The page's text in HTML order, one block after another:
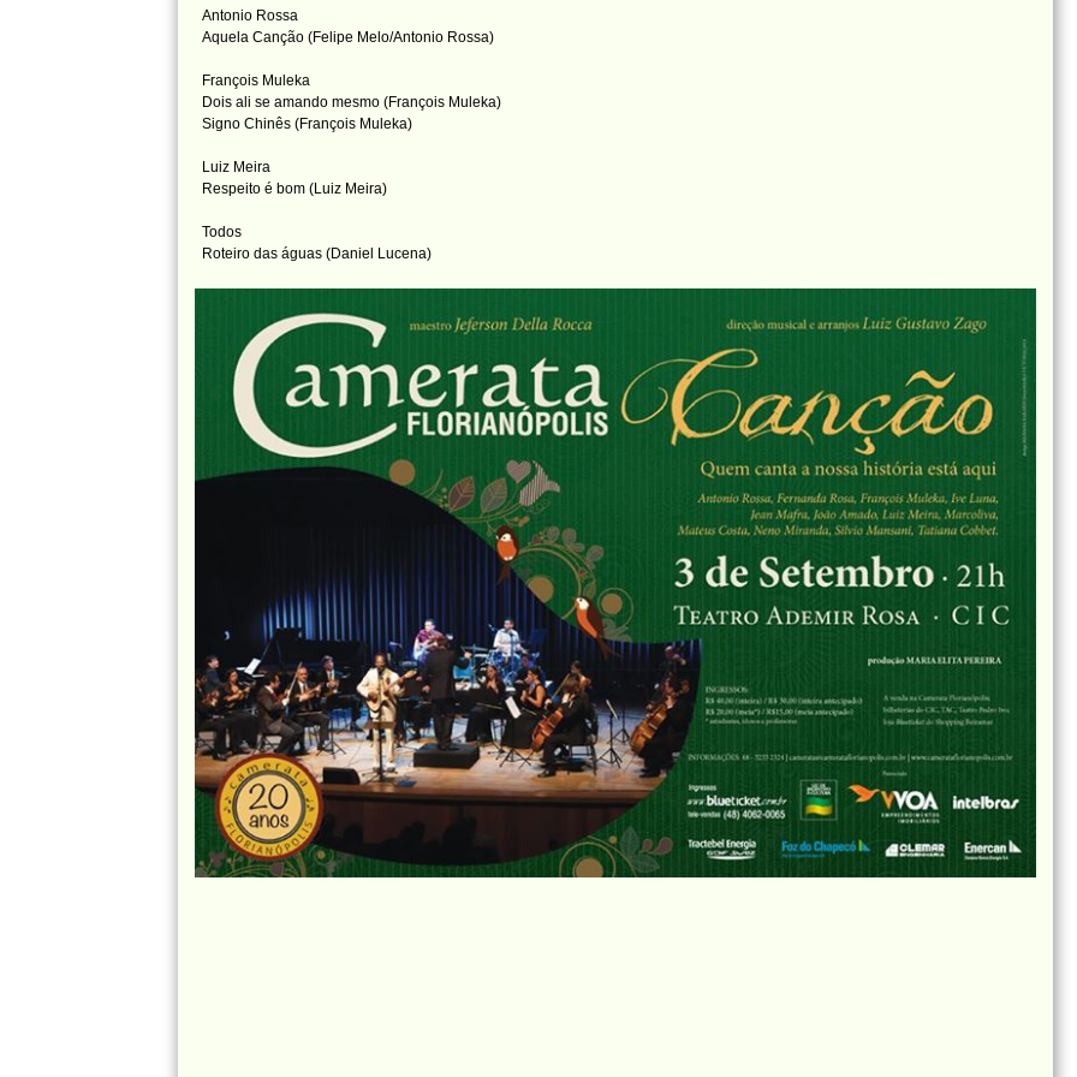
Antonio Rossa
Aquela Canção (Felipe Melo/Antonio Rossa)
François Muleka
Dois ali se amando mesmo (François Muleka)
Signo Chinês (François Muleka)
Luiz Meira
Respeito é bom (Luiz Meira)
Todos
Roteiro das águas (Daniel Lucena)